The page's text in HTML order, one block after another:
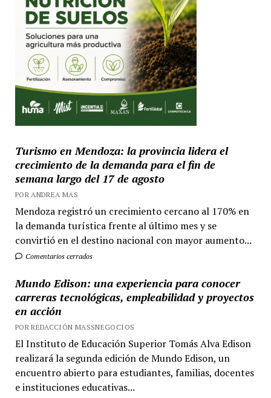
Turismo en Mendoza: la provincia lidera el
crecimiento de la demanda para el fin de
semana largo del 17 de agosto
POR ANDREA MAS
Mendoza registró un crecimiento cercano al 170% en
la demanda turística frente al último mes y se
convirtió en el destino nacional con mayor aumento...
Comentarios cerrados
Mundo Edison: una experiencia para conocer
carreras tecnológicas, empleabilidad y proyectos
en acción
POR REDACCIÓN MASSNEGOCIOS
El Instituto de Educación Superior Tomás Alva Edison
realizará la segunda edición de Mundo Edison, un
encuentro abierto para estudiantes, familias, docentes
e instituciones educativas...